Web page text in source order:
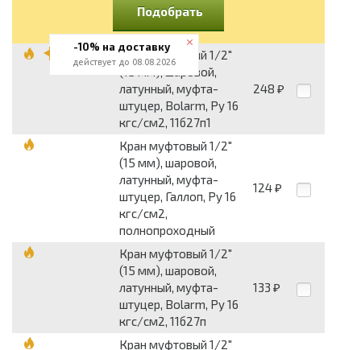
Подобрать
Кран муфтовый 1/2"
(15 мм), шаровой,
латунный, муфта-
штуцер, Bolarm, Py 16
кгс/см2, 11б27п1
248 ₽
Кран муфтовый 1/2"
(15 мм), шаровой,
латунный, муфта-
штуцер, Галлоп, Py 16
кгс/см2,
полнопроходный
124 ₽
Кран муфтовый 1/2"
(15 мм), шаровой,
латунный, муфта-
штуцер, Bolarm, Py 16
кгс/см2, 11б27п
133 ₽
Кран муфтовый 1/2"
-10% на доставку
действует до 08.08.2026